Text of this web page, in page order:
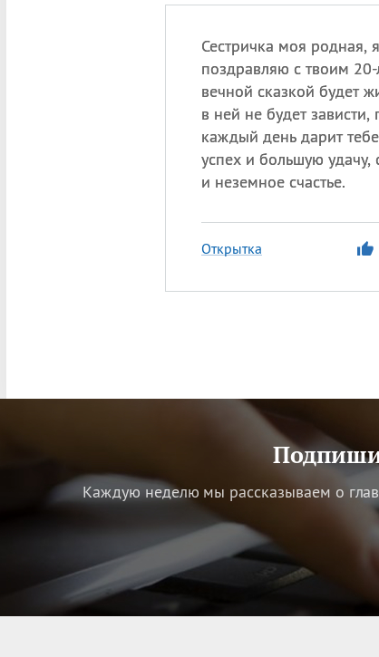
Сестричка моя родная,
поздравляю с твоим 20-
вечной сказкой будет
в ней не будет зависти,
каждый день дарит
успех и большую удачу,
и неземное счастье.
Открытка
Каждую неделю мы рассказываем о